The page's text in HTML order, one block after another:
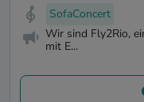
SofaConcert
Wir sind Fly2Rio,
mit E...